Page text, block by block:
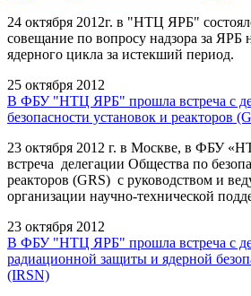
24 октября 2012г. в "НТЦ ЯРБ"
совещание по вопросу надзора за ЯРБ
ядерного цикла за истекший период.
25 октября 2012
В ФБУ "НТЦ ЯРБ" прошла встреча с
безопасности установок и реакторов
23 октября 2012 г. в Москве, в ФБУ
встреча делегации Общества по
реакторов (GRS) с руководством и
организации научно-технической
23 октября 2012
В ФБУ "НТЦ ЯРБ" прошла встреча с
радиационной защиты и ядерной
(IRSN)